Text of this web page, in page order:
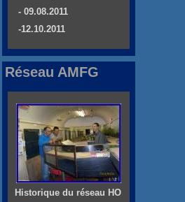
- 09.08.2011
-12.10.2011
Réseau AMFG
Historique du réseau HO